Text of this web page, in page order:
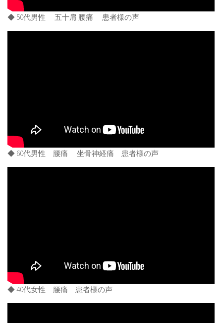
◆ 50代男性 五十肩 腰痛 患者様の声
◆ 60代男性 腰痛 坐骨神経痛 患者様の声
◆ 40代女性 腰痛 患者様の声